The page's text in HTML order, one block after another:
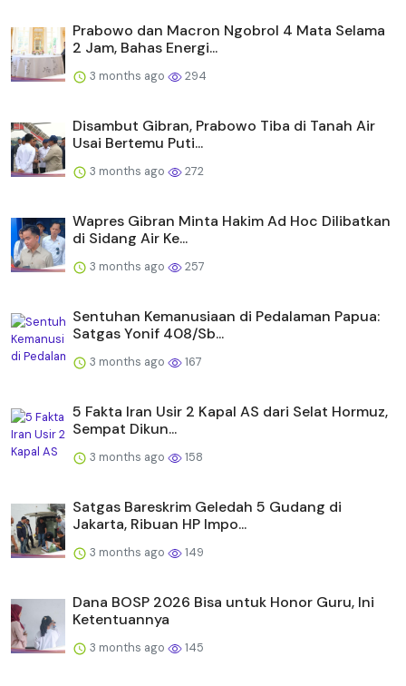
Prabowo dan Macron Ngobrol 4 Mata Selama
2 Jam, Bahas Energi...
3 months ago 294
Disambut Gibran, Prabowo Tiba di Tanah Air
Usai Bertemu Puti...
3 months ago 272
Wapres Gibran Minta Hakim Ad Hoc Dilibatkan
di Sidang Air Ke...
3 months ago 257
Sentuhan Kemanusiaan di Pedalaman Papua:
Satgas Yonif 408/Sb...
3 months ago 167
5 Fakta Iran Usir 2 Kapal AS dari Selat Hormuz,
Sempat Dikun...
3 months ago 158
Satgas Bareskrim Geledah 5 Gudang di
Jakarta, Ribuan HP Impo...
3 months ago 149
Dana BOSP 2026 Bisa untuk Honor Guru, Ini
Ketentuannya
3 months ago 145